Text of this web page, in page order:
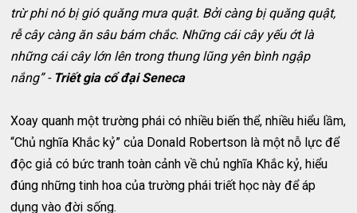
trừ phi nó bị gió quăng mưa quật. Bởi càng bị quăng quật,
rễ cây càng ăn sâu bám chắc. Những cái cây yếu ớt là
những cái cây lớn lên trong thung lũng yên bình ngập
nắng” - Triết gia cổ đại Seneca
Xoay quanh một trường phái có nhiều biến thể, nhiều hiểu lầm,
“Chủ nghĩa Khắc kỷ” của Donald Robertson là một nỗ lực để
độc giả có bức tranh toàn cảnh về chủ nghĩa Khắc kỷ, hiểu
đúng những tinh hoa của trường phái triết học này để áp
dụng vào đời sống.